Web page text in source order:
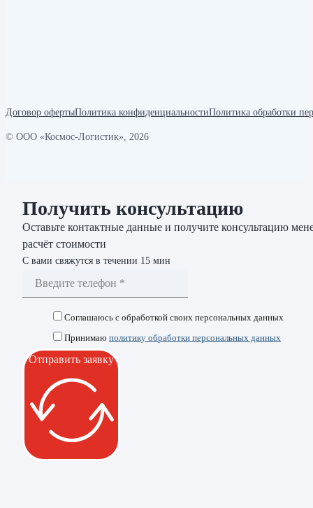
Договор офертыПолитика конфиденциальностиПолитика обработки
© ООО «Космос-Логистик», 2026
Получить консультацию
Оставьте контактные данные и получите консультацию
расчёт стоимости
С вами свяжутся в течении 15 мин
Соглашаюсь с обработкой своих персональных данных
Принимаю политику обработки персональных данных
Отправить заявку